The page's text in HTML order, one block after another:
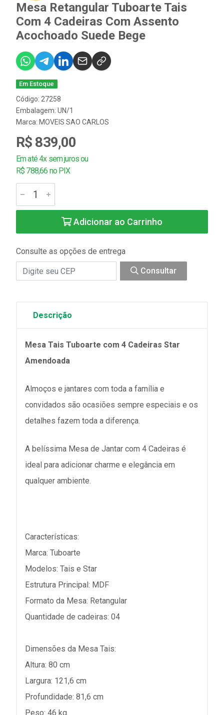
Mesa Retangular Tuboarte Tais
Com 4 Cadeiras Com Assento
Acochoado Suede Bege
Em Estoque
Código: 27258
Embalagem: UN/1
Marca: MOVEIS SAO CARLOS
R$ 839,00
Em até 4x sem juros ou
R$ 788,66 no PIX
Adicionar ao Carrinho
Consulte as opções de entrega
Consultar
Descrição
Mesa Tais Tuboarte com 4 Cadeiras Star
Amendoada
Almoços e jantares com toda a família e
convidados são ocasiões sempre especiais e os
detalhes fazem toda a diferença.
A belíssima Mesa de Jantar com 4 Cadeiras é
ideal para adicionar charme e elegância em
qualquer ambiente.
Características:
Marca: Tuboarte
Modelos: Tais e Star
Estrutura Principal: MDF
Formato da Mesa: Retangular
Quantidade de cadeiras: 04
Dimensões da Mesa Tais:
Altura: 80 cm
Largura: 121,6 cm
Profundidade: 81,6 cm
Peso: 46 kg